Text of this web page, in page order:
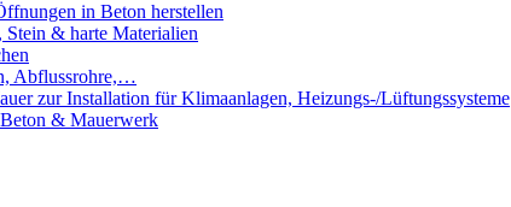
in Beton herstellen
& harte Materialien
Abflussrohre,…
zur Installation für Klimaanlagen, Heizungs-/Lüftungssysteme
& Mauerwerk